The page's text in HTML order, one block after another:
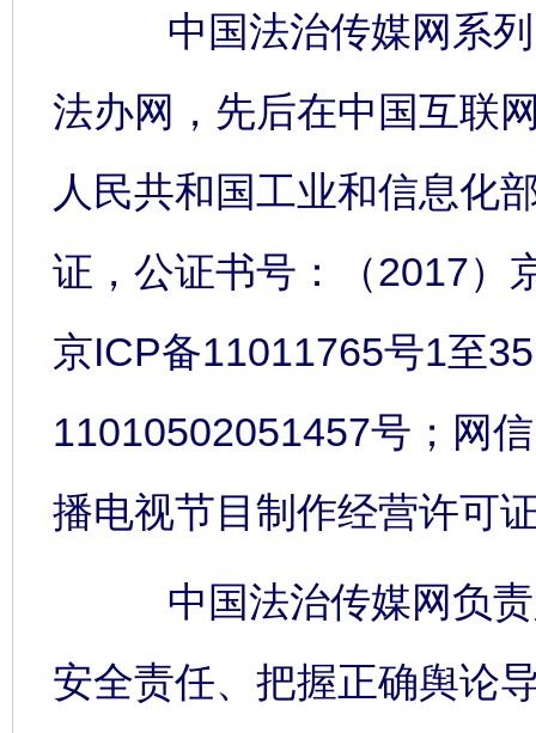
中国法治传媒网系列
法办网，先后在中国互联
人民共和国工业和信息化
证，公证书号：（2017）
京ICP备11011765号1至
11010502051457号；网
播电视节目制作经营许可
中国法治传媒网负责
安全责任、把握正确舆论